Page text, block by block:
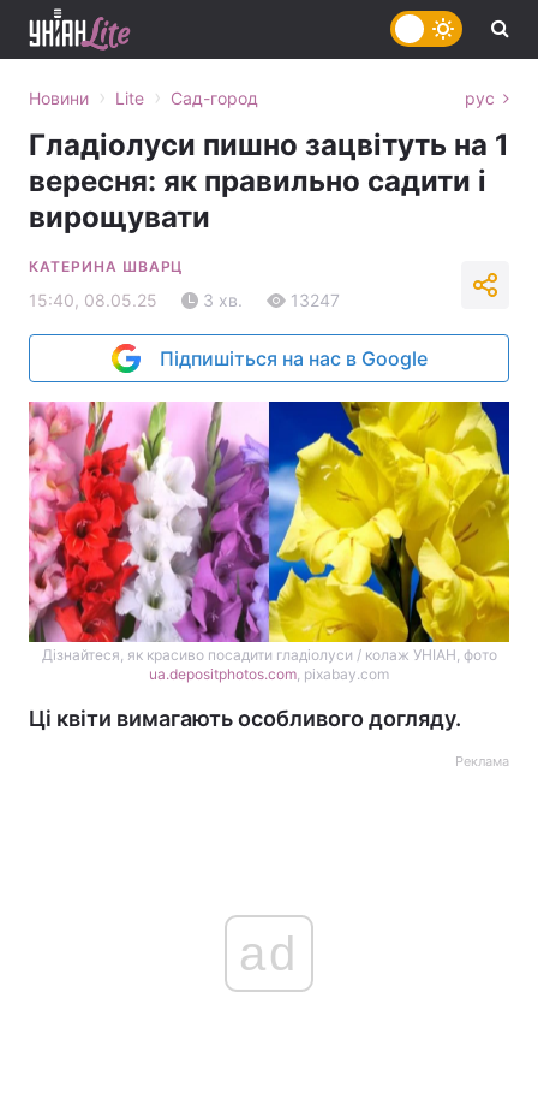
Новини › Lite › Сад-город рус
Гладіолуси пишно зацвітуть на 1
вересня: як правильно садити і
вирощувати
КАТЕРИНА ШВАРЦ
15:40, 08.05.25 3 хв. 13247
Підпишіться на нас в Google
Дізнайтеся, як красиво посадити гладіолуси / колаж УНІАН, фото
ua.depositphotos.com, pixabay.com
Ці квіти вимагають особливого догляду.
Реклама
ad